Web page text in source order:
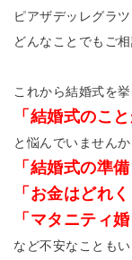
ピアザデッレグラ
どんなことでもご
これから結婚式を
「結婚式のこ
と悩んでいませんか
「結婚式の準
「お金はどれ
「マタニティ
など不安なことも